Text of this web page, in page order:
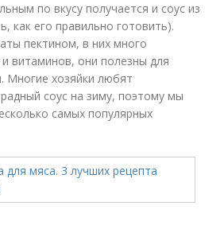
по вкусу получается и соус из
как его правильно готовить).
пектином, в них много
и витаминов, они полезны для
Многие хозяйки любят
соус на зиму, поэтому мы
самых популярных